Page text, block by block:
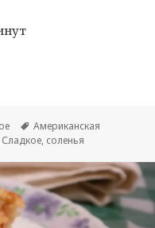
пикули
Метки
Американская
Сладкое, соленья